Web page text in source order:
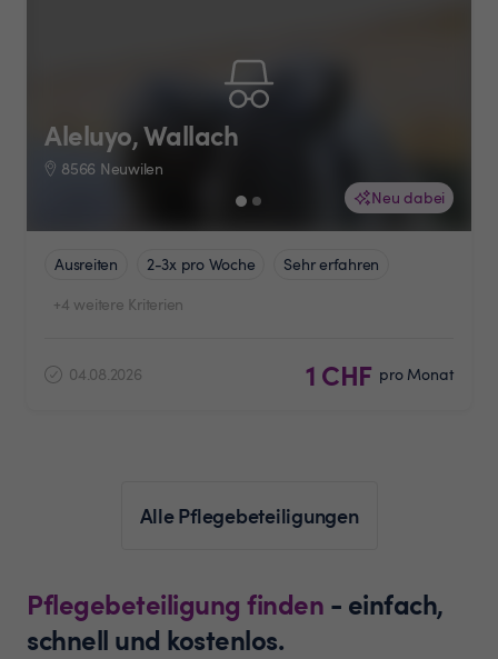
Neu dabei
Aleluyo, Wallach
8566 Neuwilen
Ausreiten 2-3x pro Woche
Sehr erfahren
+4 weitere Kriterien
04.08.2026 1 CHF pro Monat
Alle Pflegebeteiligungen
Pflegebeteiligung finden - einfach,
schnell und kostenlos.